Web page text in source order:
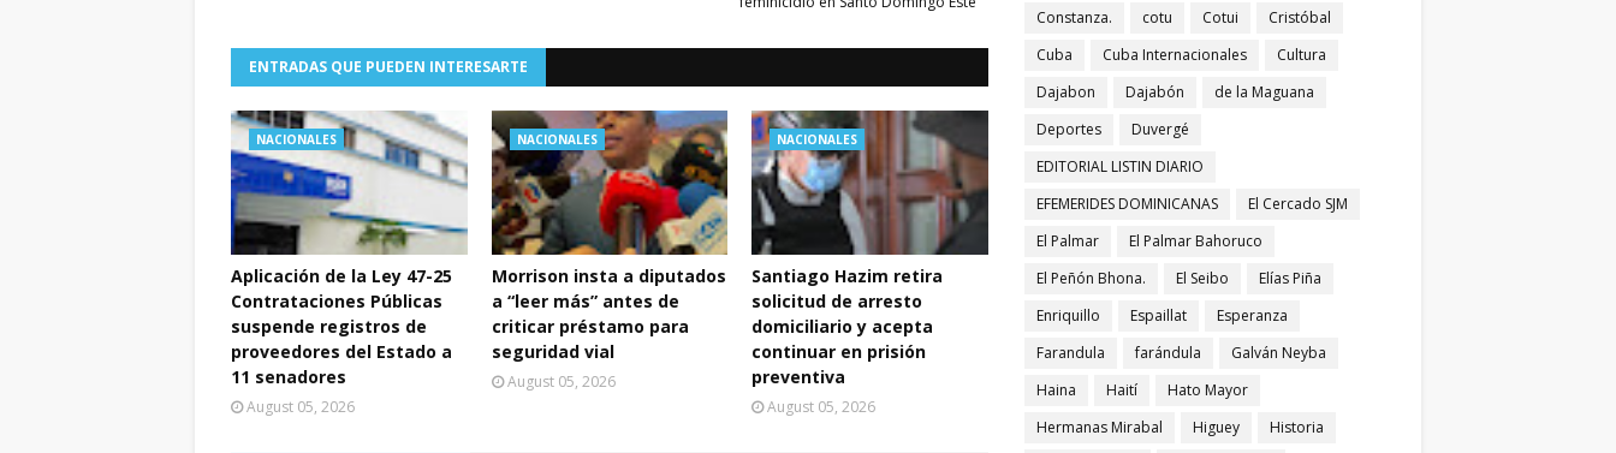
ENTRADAS QUE PUEDEN INTERESARTE
NACIONALES
Aplicación de la Ley 47-25
Contrataciones Públicas
suspende registros de
proveedores del Estado a
11 senadores
August 05, 2026
NACIONALES
Morrison insta a diputados
a “leer más” antes de
criticar préstamo para
seguridad vial
August 05, 2026
NACIONALES
Santiago Hazim retira
solicitud de arresto
domiciliario y acepta
continuar en prisión
preventiva
August 05, 2026
Constanza.
cotu Cotui
Cristóbal
Cuba
Cuba Internacionales
Cultura
Dajabon
Dajabón
de la Maguana
Deportes
Duvergé
EDITORIAL LISTIN DIARIO
EFEMERIDES DOMINICANAS
El Cercado SJM
El Palmar
El Palmar Bahoruco
El Peñón Bhona.
El Seibo
Elías Piña
Enriquillo
Espaillat
Esperanza
Farandula
farándula
Galván Neyba
Haina
Haití
Hato Mayor
Hermanas Mirabal
Higuey
Historia